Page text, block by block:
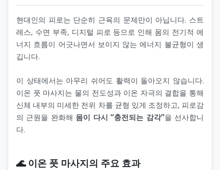
현대인의 피로는 단순히 근육의 문제만이 아닙니다. 스트
레스, 수면 부족, 디지털 피로 등으로 인해 몸의 전기적 에
너지 흐름이 어긋나면서 보이지 않는 에너지 불균형이 생
깁니다.
이 상태에서는 아무리 쉬어도 활력이 돌아오지 않습니다.
이온 풋 마사지는 물의 전도성과 이온 자극의 결합을 통해
신체 내부의 미세한 전위 차를 균형 있게 조정하고, 피로감
의 근원을 완화해 몸이 다시 “충전되는 감각”을 선사합니
다.
🌊 이온 풋 마사지의 주요 효과